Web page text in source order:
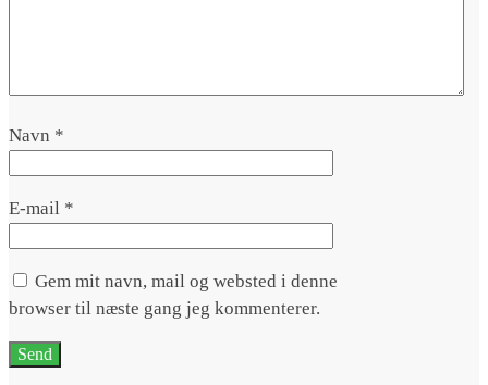
Navn *
E-mail *
Gem mit navn, mail og websted i denne
browser til næste gang jeg kommenterer.